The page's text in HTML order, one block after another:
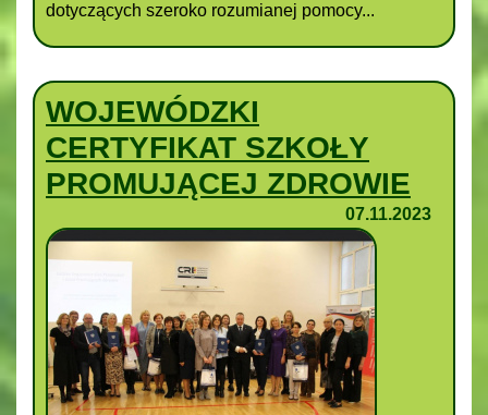
dotyczących szeroko rozumianej pomocy...
WOJEWÓDZKI
CERTYFIKAT SZKOŁY
PROMUJĄCEJ ZDROWIE
07.11.2023